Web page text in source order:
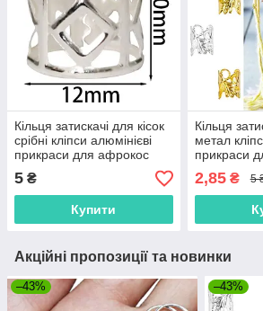
Кільця затискачі для кісок
срібні кліпси алюмінієві
прикраси для афрокос
модні аксесуари для
зачісок дред
5 ₴
Купити
Кільця
метал
прикраси
модні
зачісок
2,85₴ 5
Акційні пропозиції та новинки
–43% –43%